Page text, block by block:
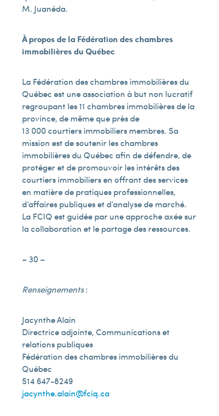
M. Juanéda.
À propos de la Fédération des chambres
immobilières du Québec
La Fédération des chambres immobilières du
Québec est une association à but non lucratif
regroupant les 11 chambres immobilières de la
province, de même que près de
13 000 courtiers immobiliers membres. Sa
mission est de soutenir les chambres
immobilières du Québec afin de défendre, de
protéger et de promouvoir les intérêts des
courtiers immobiliers en offrant des services
en matière de pratiques professionnelles,
d’affaires publiques et d’analyse de marché.
La FCIQ est guidée par une approche axée sur
la collaboration et le partage des ressources.
– 30 –
Renseignements:
Jacynthe Alain
Directrice adjointe, Communications et
relations publiques
Fédération des chambres immobilières du
Québec
514 647-8249
jacynthe.alain@fciq.ca